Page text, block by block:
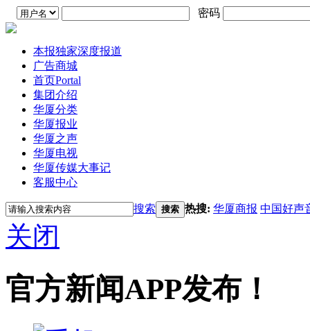
密码
本报独家深度报道
广告商城
首页Portal
集团介绍
华厦分类
华厦报业
华厦之声
华厦电视
华厦传媒大事记
客服中心
搜索 搜索 热搜: 华厦商报 中国好声
关闭
官方新闻APP发布！